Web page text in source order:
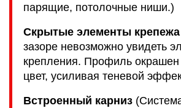
парящие, потолочные ниши.)
Скрытые элементы крепежа
зазоре невозможно увидеть
крепления. Профиль
цвет, усиливая теневой
Встроенный карниз